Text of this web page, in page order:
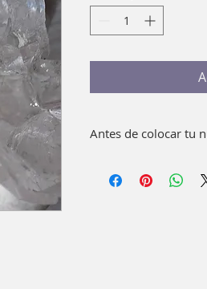
Antes de colocar tu
pieza.